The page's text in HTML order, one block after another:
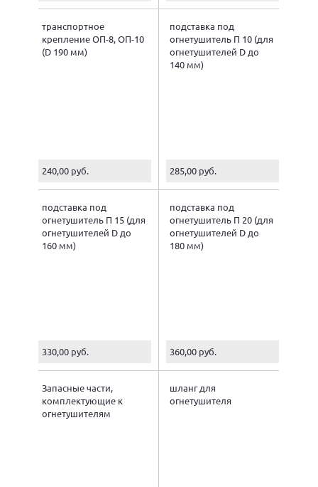
транспортное
крепление ОП-8, ОП-10
(D 190 мм)
240,00 руб.
подставка под
огнетушитель П 10 (для
огнетушителей D до
140 мм)
285,00 руб.
подставка под
огнетушитель П 15 (для
огнетушителей D до
160 мм)
330,00 руб.
подставка под
огнетушитель П 20 (для
огнетушителей D до
180 мм)
360,00 руб.
Запасные части,
комплектующие к
огнетушителям
шланг для
огнетушителя